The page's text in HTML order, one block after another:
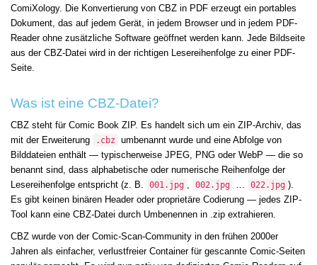
ComiXology. Die Konvertierung von CBZ in PDF erzeugt ein portables
Dokument, das auf jedem Gerät, in jedem Browser und in jedem PDF-
Reader ohne zusätzliche Software geöffnet werden kann. Jede Bildseite
aus der CBZ-Datei wird in der richtigen Lesereihenfolge zu einer PDF-
Seite.
Was ist eine CBZ-Datei?
CBZ steht für Comic Book ZIP. Es handelt sich um ein ZIP-Archiv, das
mit der Erweiterung
.cbz
umbenannt wurde und eine Abfolge von
Bilddateien enthält — typischerweise JPEG, PNG oder WebP — die so
benannt sind, dass alphabetische oder numerische Reihenfolge der
Lesereihenfolge entspricht (z. B.
001.jpg , 002.jpg … 022.jpg ).
Es gibt keinen binären Header oder proprietäre Codierung — jedes ZIP-
Tool kann eine CBZ-Datei durch Umbenennen in .zip extrahieren.
CBZ wurde von der Comic-Scan-Community in den frühen 2000er
Jahren als einfacher, verlustfreier Container für gescannte Comic-Seiten